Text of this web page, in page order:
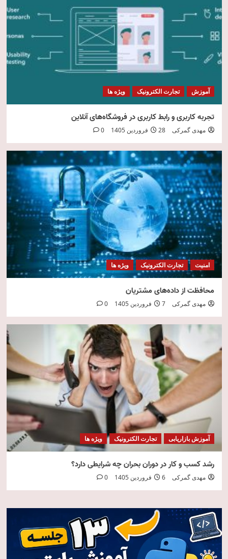
5
امنیت فناوری اطلاعات
آموزش تجارت الکترونیک ویژه ها
تجربه کاربری و رابط کاربری در فروشگاه‌های آنلاین
مهدی گمرکی 28 فروردین 1405 0
امنیت تجارت الکترونیک ویژه ها
محافظت از داده‌های مشتریان
مهدی گمرکی 7 فروردین 1405 0
آموزش بازاریابی تجارت الکترونیک ویژه ها
رشد کسب و کار در دوران بحران چه شرایطی دارد؟
مهدی گمرکی 6 فروردین 1405 0